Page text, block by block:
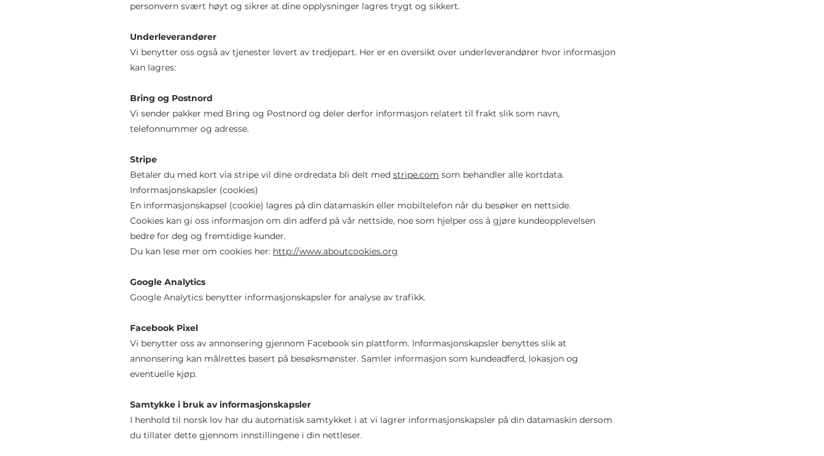
personvern svært høyt og sikrer at dine opplysninger lagres trygt og sikkert.
Underleverandører
Vi benytter oss også av tjenester levert av tredjepart. Her er en oversikt over underleverandører hvor informasjon
kan lagres:
Bring og Postnord
Vi sender pakker med Bring og Postnord og deler derfor informasjon relatert til frakt slik som navn,
telefonnummer og adresse.
Stripe
Betaler du med kort via stripe vil dine ordredata bli delt med stripe.com som behandler alle kortdata.​
Informasjonskapsler (cookies)
En informasjonskapsel (cookie) lagres på din datamaskin eller mobiltelefon når du besøker en nettside.
Cookies kan gi oss informasjon om din adferd på vår nettside, noe som hjelper oss å gjøre kundeopplevelsen
bedre for deg og fremtidige kunder.
Du kan lese mer om cookies her: http://www.aboutcookies.org
Google Analytics
Google Analytics benytter informasjonskapsler for analyse av trafikk.
Facebook Pixel
Vi benytter oss av annonsering gjennom Facebook sin plattform. Informasjonskapsler benyttes slik at
annonsering kan målrettes basert på besøksmønster. Samler informasjon som kundeadferd, lokasjon og
eventuelle kjøp.
Samtykke i bruk av informasjonskapsler
I henhold til norsk lov har du automatisk samtykket i at vi lagrer informasjonskapsler på din datamaskin dersom
du tillater dette gjennom innstillingene i din nettleser.